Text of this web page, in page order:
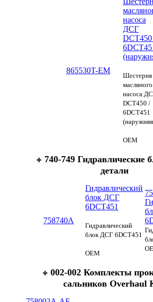
865530T-EM
насоса
ДСГ
Шестерня
масляного
насоса
DCT450 /
6DCT451
OEM
740-749 Гидравлические
детали
758740A
Гидравлический
блок ДСГ
6DCT451
Гидравлический
блок ДСГ 6DCT451
OEM
002-002 Комплекты
сальников Overhaul